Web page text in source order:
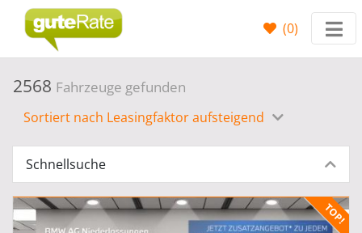
(0)
2568 Fahrzeuge gefunden
Sortiert nach Leasingfaktor aufsteigend
Schnellsuche